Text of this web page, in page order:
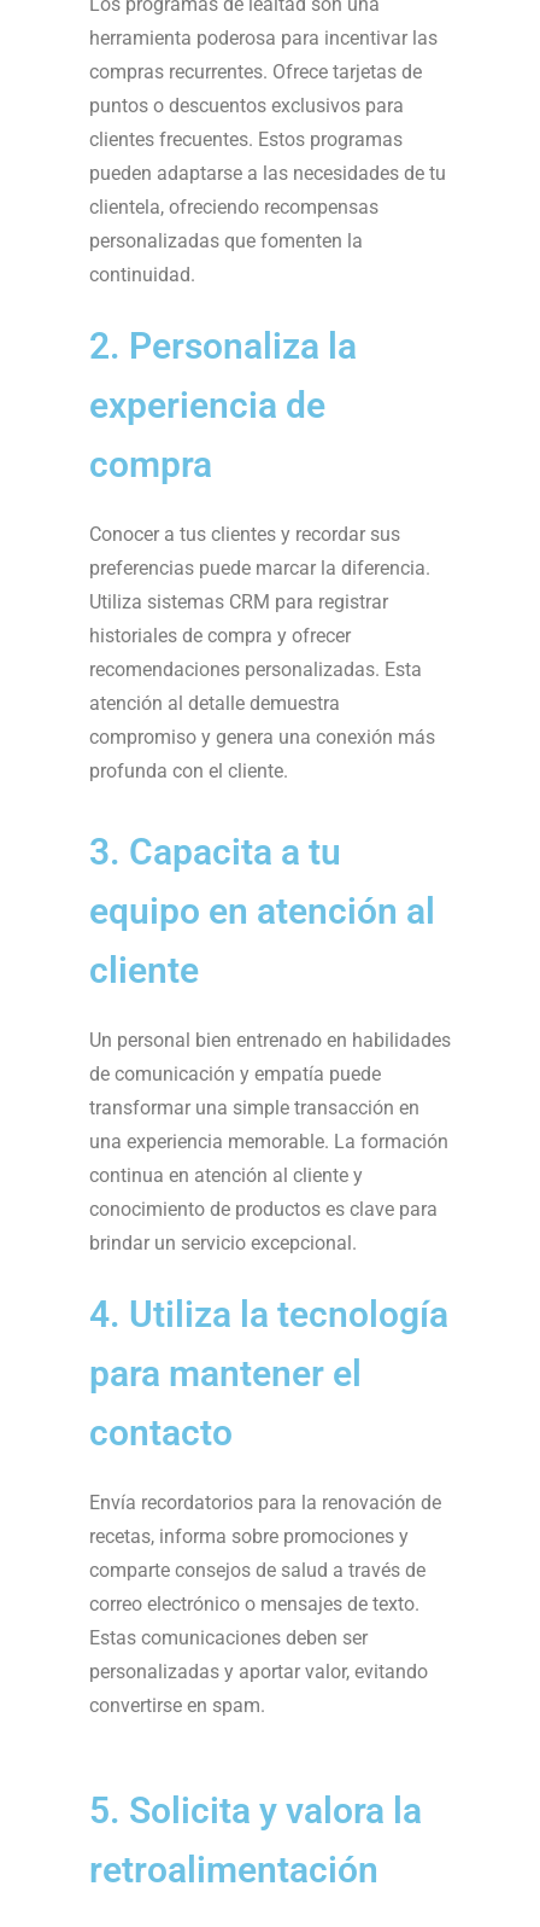
Los programas de lealtad son una
herramienta poderosa para incentivar las
compras recurrentes. Ofrece tarjetas de
puntos o descuentos exclusivos para
clientes frecuentes. Estos programas
pueden adaptarse a las necesidades de tu
clientela, ofreciendo recompensas
personalizadas que fomenten la
continuidad.
2. Personaliza la
experiencia de
compra
Conocer a tus clientes y recordar sus
preferencias puede marcar la diferencia.
Utiliza sistemas CRM para registrar
historiales de compra y ofrecer
recomendaciones personalizadas. Esta
atención al detalle demuestra
compromiso y genera una conexión más
profunda con el cliente.
3. Capacita a tu
equipo en atención al
cliente
Un personal bien entrenado en habilidades
de comunicación y empatía puede
transformar una simple transacción en
una experiencia memorable. La formación
continua en atención al cliente y
conocimiento de productos es clave para
brindar un servicio excepcional.
4. Utiliza la tecnología
para mantener el
contacto
Envía recordatorios para la renovación de
recetas, informa sobre promociones y
comparte consejos de salud a través de
correo electrónico o mensajes de texto.
Estas comunicaciones deben ser
personalizadas y aportar valor, evitando
convertirse en spam.
5. Solicita y valora la
retroalimentación